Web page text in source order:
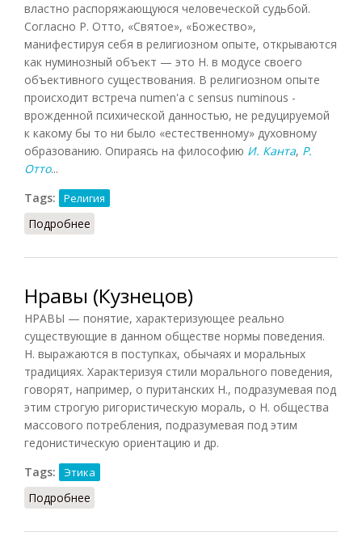
властно распоряжающуюся человеческой судьбой.
Согласно Р. Отто, «Святое», «Божество»,
манифестируя себя в религиозном опыте, открываются
как нуминозный объект — это Н. в модусе своего
объективного существования. В религиозном опыте
происходит встреча numen'a с sensus numinous -
врожденной психической данностью, не редуцируемой
к какому бы то ни было «естественному» духовному
образованию. Опираясь на философию И. Канта, Р.
Отто...
Tags:
Религия
Подробнее
Нравы (Кузнецов)
НРАВЫ — понятие, характеризующее реально
существующие в данном обществе нормы поведения.
Н. выражаются в поступках, обычаях и моральных
традициях. Характеризуя стили морального поведения,
говорят, например, о пуританских Н., подразумевая под
этим строгую ригористическую мораль, о Н. общества
массового потребления, подразумевая под этим
гедонистическую ориентацию и др.
Tags:
Этика
Подробнее